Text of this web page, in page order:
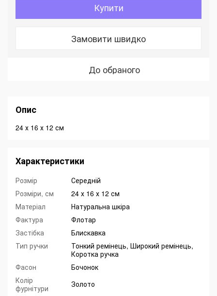
Купити
Замовити швидко
До обраного
Опис
24 х 16 х 12 см
Характеристики
Розмір
Середній
Розміри, см
24 х 16 х 12 см
Матеріал
Натуральна шкіра
Фактура
Флотар
Застібка
Блискавка
Тип ручки
Тонкий ремінець, Широкий ремінець,
Коротка ручка
Фасон
Бочонок
Колір
фурнітури
Золото